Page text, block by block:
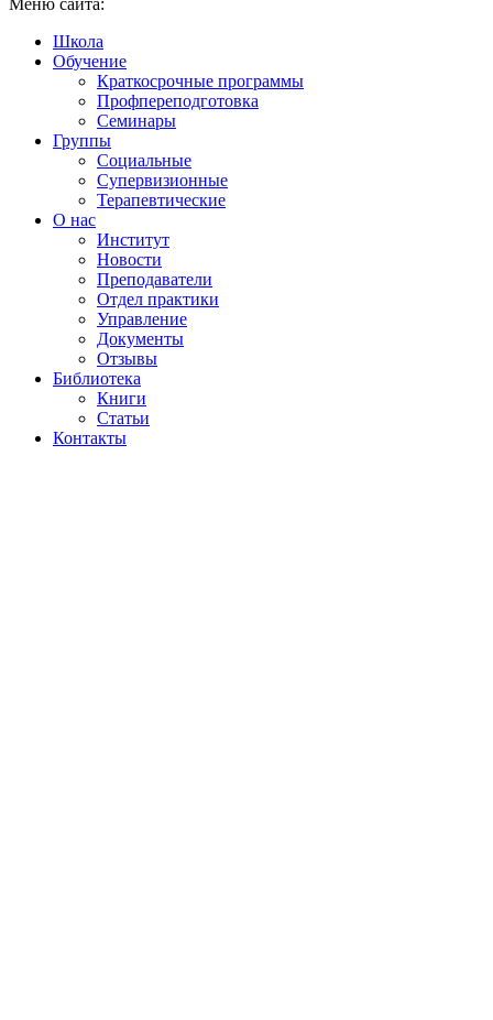
Школа
Обучение
Краткосрочные программы
Профпереподготовка
Семинары
Группы
Социальные
Супервизионные
Терапевтические
О нас
Институт
Новости
Преподаватели
Отдел практики
Управление
Документы
Отзывы
Библиотека
Книги
Статьи
Контакты